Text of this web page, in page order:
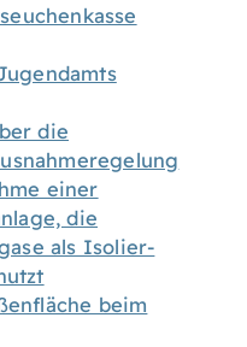
die
einer
die
als Isolier-
beim